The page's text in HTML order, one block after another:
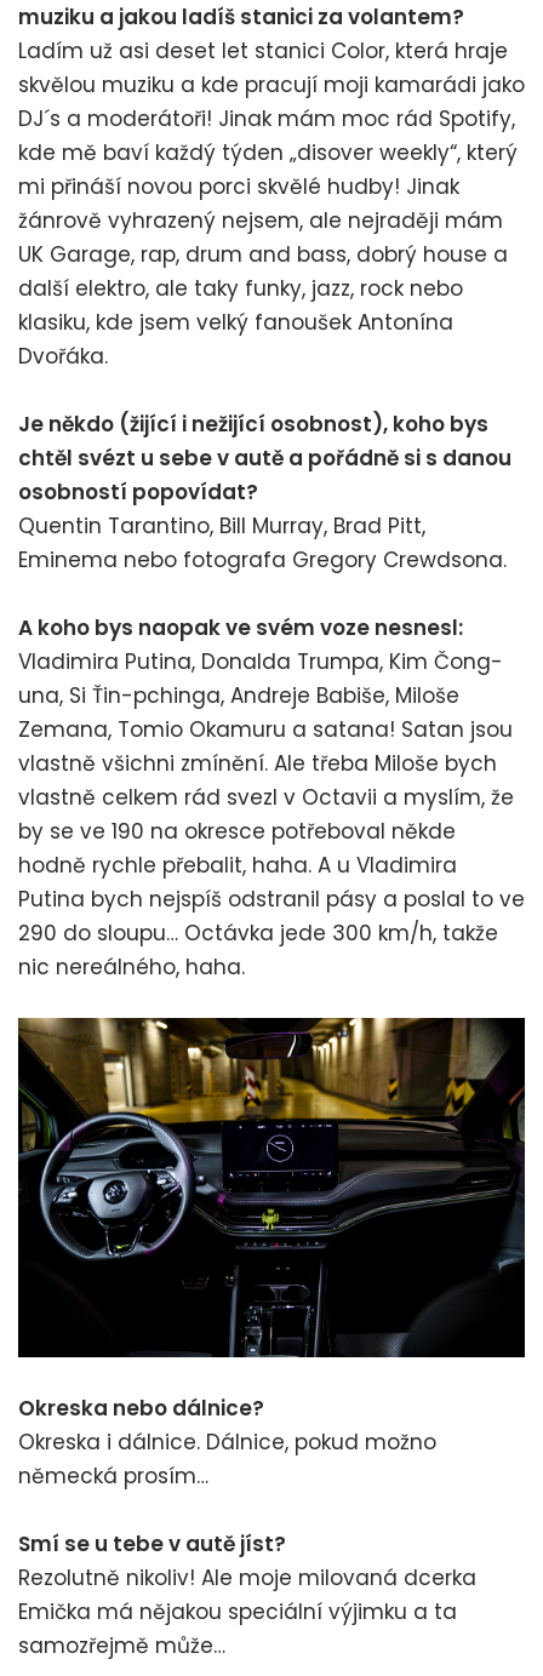
muziku a jakou ladíš stanici za volantem?
Ladím už asi deset let stanici Color, která hraje
skvělou muziku a kde pracují moji kamarádi jako
DJ´s a moderátoři! Jinak mám moc rád Spotify,
kde mě baví každý týden „disover weekly“, který
mi přináší novou porci skvělé hudby! Jinak
žánrově vyhrazený nejsem, ale nejraději mám
UK Garage, rap, drum and bass, dobrý house a
další elektro, ale taky funky, jazz, rock nebo
klasiku, kde jsem velký fanoušek Antonína
Dvořáka.
Je někdo (žijící i nežijící osobnost), koho bys
chtěl svézt u sebe v autě a pořádně si s danou
osobností popovídat?
Quentin Tarantino, Bill Murray, Brad Pitt,
Eminema nebo fotografa Gregory Crewdsona.
A koho bys naopak ve svém voze nesnesl:
Vladimira Putina, Donalda Trumpa, Kim Čong-
una, Si Ťin-pchinga, Andreje Babiše, Miloše
Zemana, Tomio Okamuru a satana! Satan jsou
vlastně všichni zmínění. Ale třeba Miloše bych
vlastně celkem rád svezl v Octavii a myslím, že
by se ve 190 na okresce potřeboval někde
hodně rychle přebalit, haha. A u Vladimira
Putina bych nejspíš odstranil pásy a poslal to ve
290 do sloupu… Octávka jede 300 km/h, takže
nic nereálného, haha.
Okreska nebo dálnice?
Okreska i dálnice. Dálnice, pokud možno
německá prosím…
Smí se u tebe v autě jíst?
Rezolutně nikoliv! Ale moje milovaná dcerka
Emička má nějakou speciální výjimku a ta
samozřejmě může…